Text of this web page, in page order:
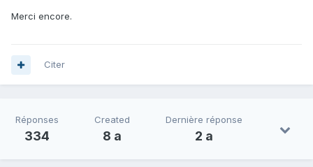
Merci encore.
Citer
Réponses
334
Created
8 a
Dernière réponse
2 a